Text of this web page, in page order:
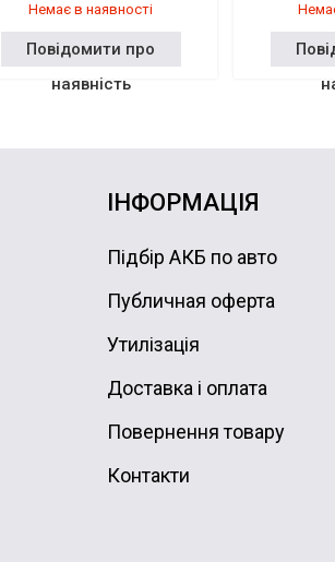
Немає в наявності
Повідомити про
наявність
ІНФОРМАЦІЯ
Підбір АКБ по авто
Публичная оферта
Утилізація
Доставка і оплата
Повернення товару
Контакти